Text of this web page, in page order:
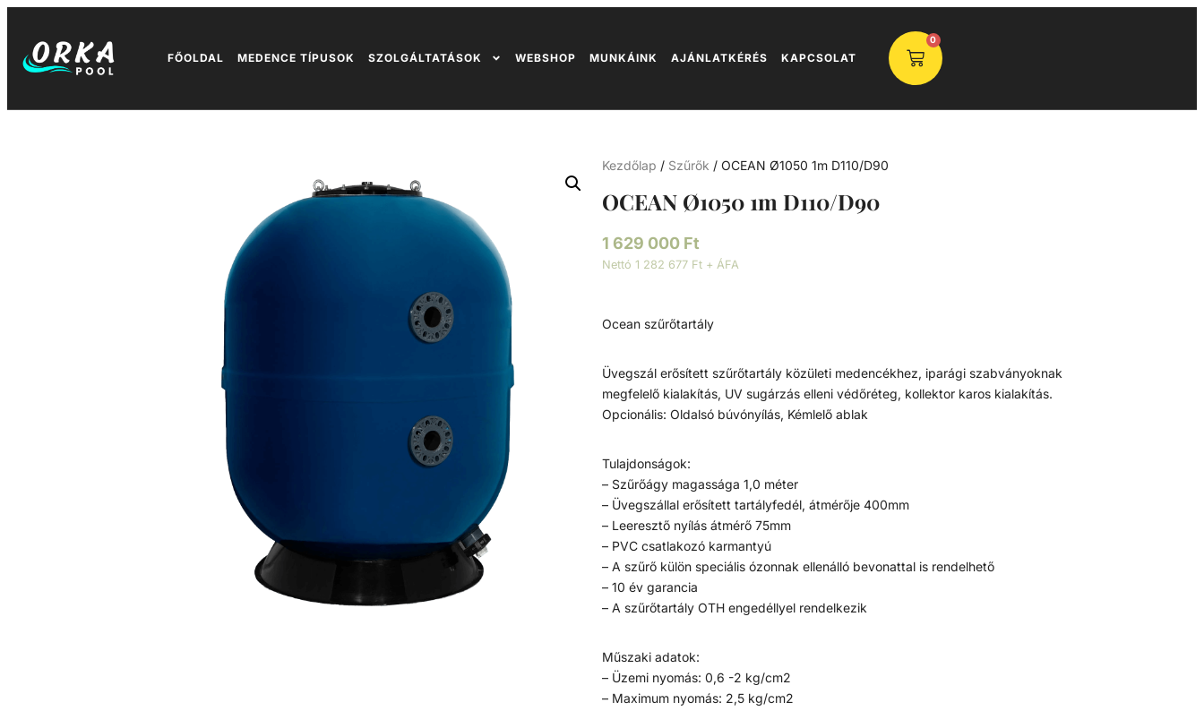
FŐOLDAL MEDENCE TÍPUSOK SZOLGÁLTATÁSOK WEBSHOP MUNKÁINK AJÁNLATKÉRÉS KAPCSOLAT
0
Kezdőlap / Szűrők / OCEAN Ø1050 1m D110/D90
OCEAN Ø1050 1m D110/D90
1 629 000 Ft
Nettó 1 282 677 Ft + ÁFA
Ocean szűrőtartály
Üvegszál erősített szűrőtartály közületi medencékhez, iparági szabványoknak
megfelelő kialakítás, UV sugárzás elleni védőréteg, kollektor karos kialakítás.
Opcionális: Oldalsó búvónyílás, Kémlelő ablak
Tulajdonságok:
– Szűrőágy magassága 1,0 méter
– Üvegszállal erősített tartályfedél, átmérője 400mm
– Leeresztő nyílás átmérő 75mm
– PVC csatlakozó karmantyú
– A szűrő külön speciális ózonnak ellenálló bevonattal is rendelhető
– 10 év garancia
– A szűrőtartály OTH engedéllyel rendelkezik
Műszaki adatok:
– Üzemi nyomás: 0,6 -2 kg/cm2
– Maximum nyomás: 2,5 kg/cm2